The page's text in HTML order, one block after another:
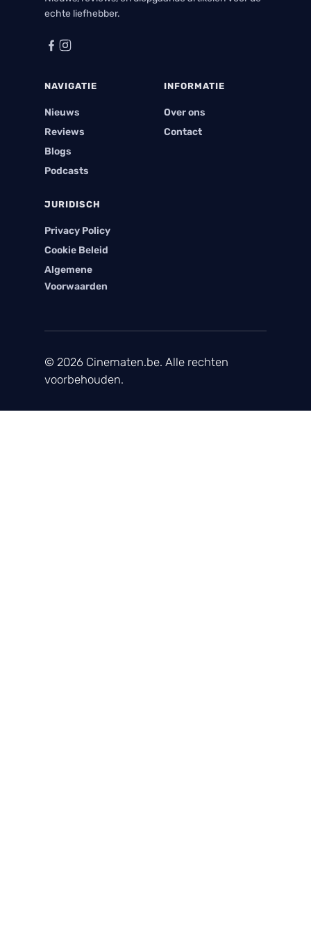
echte liefhebber.
NAVIGATIE
Nieuws
Reviews
Blogs
Podcasts
INFORMATIE
Over ons
Contact
JURIDISCH
Privacy Policy
Cookie Beleid
Algemene
Voorwaarden
© 2026 Cinematen.be. Alle rechten
voorbehouden.